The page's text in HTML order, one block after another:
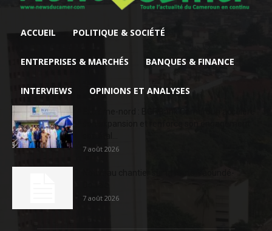
ACCUEIL POLITIQUE & SOCIÉTÉ
ENTREPRISES & MARCHÉS BANQUES & FINANCE
INTERVIEWS OPINIONS ET ANALYSES
7 août 2026
7 août 2026